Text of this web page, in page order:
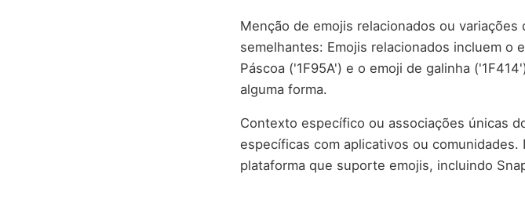
Menção de emojis relacionados ou
semelhantes: Emojis relacionados incluem
Páscoa ('1F95A') e o emoji de galinha
alguma forma.
Contexto específico ou associações únicas
específicas com aplicativos ou
plataforma que suporte emojis, incluindo